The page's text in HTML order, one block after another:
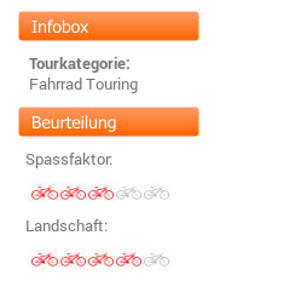
Tourkategorie:
Fahrrad Touring
Spassfaktor:
Landschaft: